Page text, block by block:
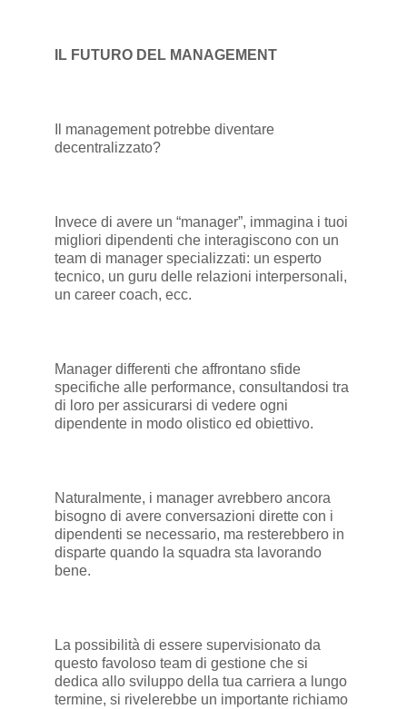
IL FUTURO DEL MANAGEMENT
Il management potrebbe diventare
decentralizzato?
Invece di avere un “manager”, immagina i tuoi
migliori dipendenti che interagiscono con un
team di manager specializzati: un esperto
tecnico, un guru delle relazioni interpersonali,
un career coach, ecc.
Manager differenti che affrontano sfide
specifiche alle performance, consultandosi tra
di loro per assicurarsi di vedere ogni
dipendente in modo olistico ed obiettivo.
Naturalmente, i manager avrebbero ancora
bisogno di avere conversazioni dirette con i
dipendenti se necessario, ma resterebbero in
disparte quando la squadra sta lavorando
bene.
La possibilità di essere supervisionato da
questo favoloso team di gestione che si
dedica allo sviluppo della tua carriera a lungo
termine, si rivelerebbe un importante richiamo